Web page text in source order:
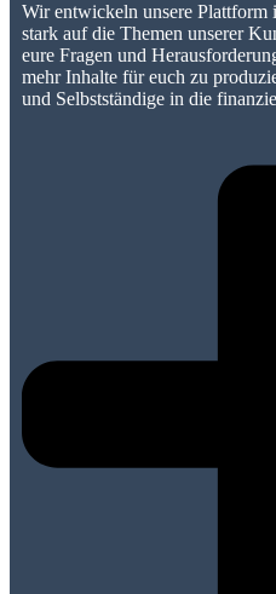
Wir entwickeln unsere Plattform
stark auf die Themen unserer
eure Fragen und
mehr Inhalte für euch zu
und Selbstständige in die